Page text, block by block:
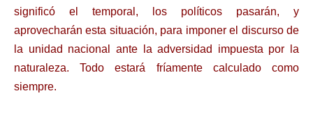
significó el temporal, los políticos pasarán, y
aprovecharán esta situación, para imponer el discurso de
la unidad nacional ante la adversidad impuesta por la
naturaleza. Todo estará fríamente calculado como
siempre.